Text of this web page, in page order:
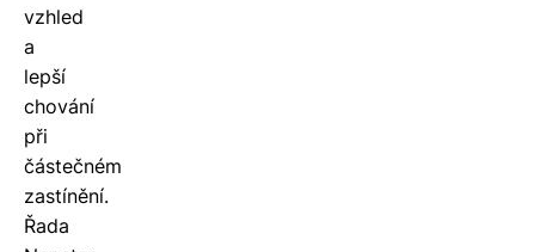
vzhled
a
lepší
chování
při
částečném
zastínění.
Řada